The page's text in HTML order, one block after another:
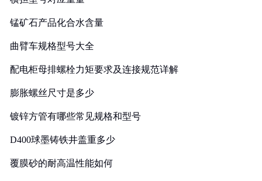
锰矿石产品化合水含量
曲臂车规格型号大全
配电柜母排螺栓力矩要求及连接规范详解
膨胀螺丝尺寸是多少
镀锌方管有哪些常见规格和型号
D400球墨铸铁井盖重多少
覆膜砂的耐高温性能如何